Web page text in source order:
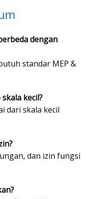
dengan
standar MEP &
kecil?
dari skala kecil
dan izin fungsi